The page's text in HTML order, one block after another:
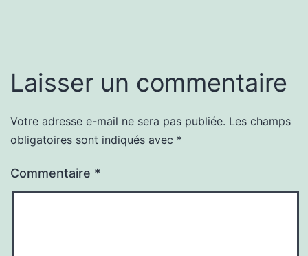
Laisser un commentaire
Votre adresse e-mail ne sera pas publiée. Les champs
obligatoires sont indiqués avec *
Commentaire *